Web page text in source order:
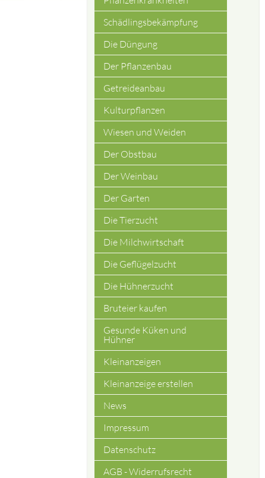
Schädlingsbekämpfung
Die Düngung
Der Pflanzenbau
Getreideanbau
Kulturpflanzen
Wiesen und Weiden
Der Obstbau
Der Weinbau
Der Garten
Die Tierzucht
Die Milchwirtschaft
Die Geflügelzucht
Die Hühnerzucht
Bruteier kaufen
Gesunde Küken und
Hühner
Kleinanzeigen
Kleinanzeige erstellen
News
Impressum
Datenschutz
AGB - Widerrufsrecht